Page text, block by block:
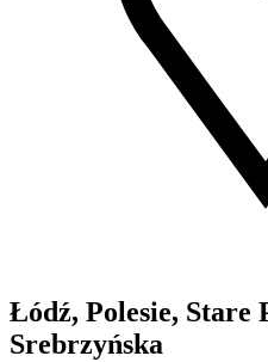
Łódź, Polesie, Stare
Srebrzyńska